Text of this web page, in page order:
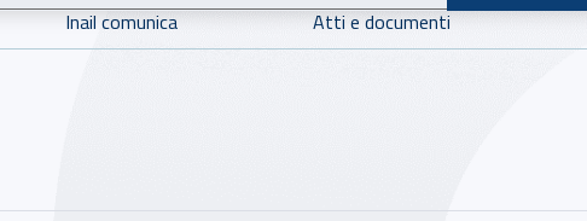
Inail comunica Atti e documenti